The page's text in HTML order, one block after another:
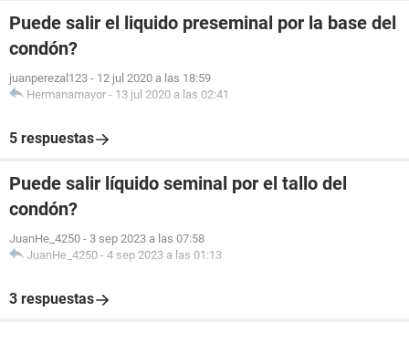
Puede salir el liquido preseminal por la base del
condón?
juanperezal123 - 12 jul 2020 a las 18:59
Hermanamayor - 13 jul 2020 a las 02:41
5 respuestas
Puede salir líquido seminal por el tallo del
condón?
JuanHe_4250 - 3 sep 2023 a las 07:58
JuanHe_4250 - 4 sep 2023 a las 01:13
3 respuestas